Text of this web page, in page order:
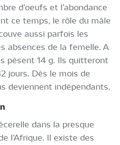
d’oeufs et l’abondance
ce temps, le rôle du mâle
aussi parfois les
absences de la femelle. A
pèsent 14 g. Ils quitteront
jours. Dès le mois de
deviennent indépendants.
dans la presque
l’Afrique. Il existe des